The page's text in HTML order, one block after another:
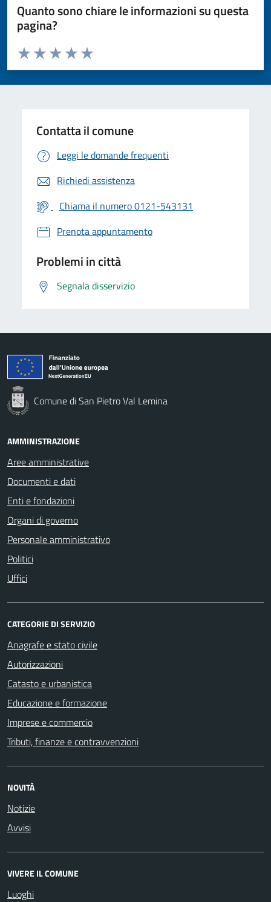
Quanto sono chiare le informazioni su questa
pagina?
Valuta da 1 a 5 stelle la pagina
Valuta 5 stelle su 5
Valuta 4 stelle su 5
Valuta 3 stelle su 5
Valuta 2 stelle su 5
Valuta 1 stelle su 5
Contatta il comune
Leggi le domande frequenti
Richiedi assistenza
Chiama il numero 0121-543131
Prenota appuntamento
Problemi in città
Segnala disservizio
Comune di San Pietro Val Lemina
AMMINISTRAZIONE
Aree amministrative
Documenti e dati
Enti e fondazioni
Organi di governo
Personale amministrativo
Politici
Uffici
CATEGORIE DI SERVIZIO
Anagrafe e stato civile
Autorizzazioni
Catasto e urbanistica
Educazione e formazione
Imprese e commercio
Tributi, finanze e contravvenzioni
NOVITÀ
Notizie
Avvisi
VIVERE IL COMUNE
Luoghi